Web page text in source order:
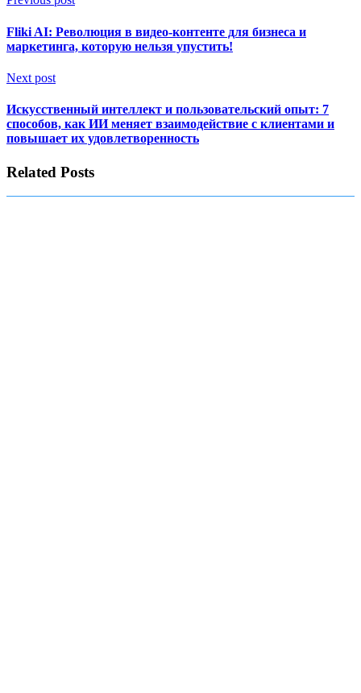
Fliki AI: Революция в видео-контенте для бизнеса и
маркетинга, которую нельзя упустить!
Next post
Искусственный интеллект и пользовательский опыт: 7
способов, как ИИ меняет взаимодействие с клиентами и
повышает их удовлетворенность
Related Posts